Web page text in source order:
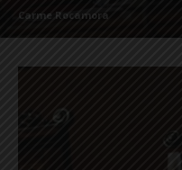
Carme Rocamora